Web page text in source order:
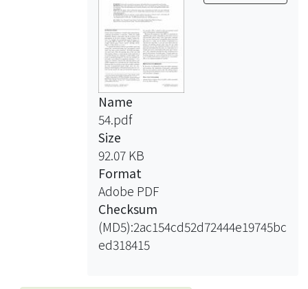
Name
54.pdf
Size
92.07 KB
Format
Adobe PDF
Checksum
(MD5):2ac154cd52d72444e19745bc
ed318415